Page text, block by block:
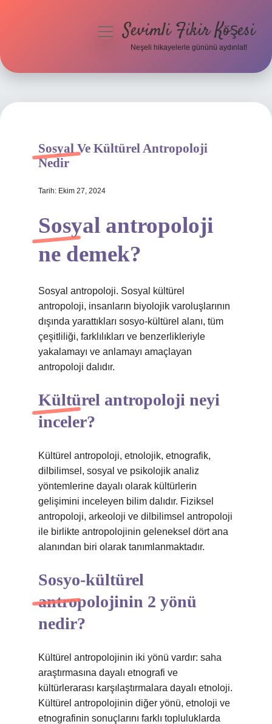
Hakkımızda
menüyüSevimli Fikir Köşesi
Neşeli hikayelerle gününü aydınlat!
Sosyal Ve Kültürel Antropoloji
Nedir
Tarih: Ekim 27, 2024
Sosyal antropoloji
ne demek?
Sosyal antropoloji. Sosyal kültürel
antropoloji, insanların biyolojik varoluşlarının
dışında yarattıkları sosyo-kültürel alanı, tüm
çeşitliliği, farklılıkları ve benzerlikleriyle
yakalamayı ve anlamayı amaçlayan
antropoloji dalıdır.
Kültürel antropoloji neyi
inceler?
Kültürel antropoloji, etnolojik, etnografik,
dilbilimsel, sosyal ve psikolojik analiz
yöntemlerine dayalı olarak kültürlerin
gelişimini inceleyen bilim dalıdır. Fiziksel
antropoloji, arkeoloji ve dilbilimsel antropoloji
ile birlikte antropolojinin geleneksel dört ana
alanından biri olarak tanımlanmaktadır.
Sosyo-kültürel
antropolojinin 2 yönü
nedir?
Kültürel antropolojinin iki yönü vardır: saha
araştırmasına dayalı etnografi ve
kültürlerarası karşılaştırmalara dayalı etnoloji.
Kültürel antropolojinin diğer yönü, etnoloji ve
etnografinin sonuçlarını farklı topluluklarda